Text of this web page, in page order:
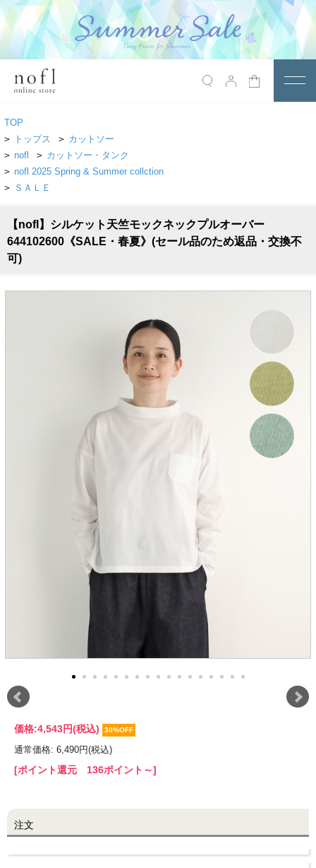
￥10,800税込以上で送料無料
トップス
アウター
サロペット
パンツ
全てのアイテム
SALE ITEM
福袋
お買い物カゴ
配送遅延情報
ご利用について
実店舗のご案内
FOLLOW US ON
LINE@お友だち登録で
TOP
>
トップス > カットソー
> nofl > カットソー・タンク
> nofl 2025 Spring & Summer collction
>
ＳＡＬＥ
【nofl】シルケット天竺モックネックプルオーバー
644102600《SALE・春夏》(セール品のため返品・交換不
可)
価格:4,543円(税込) 30%OFF
通常価格: 6,490円(税込)
[ポイント還元 136ポイント～]
注文